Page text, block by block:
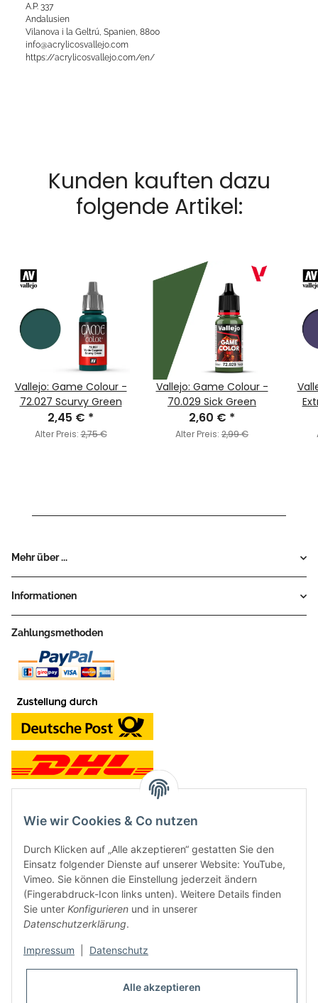
A.P. 337
Andalusien
Vilanova i la Geltrú, Spanien, 8800
info@acrylicosvallejo.com
https://acrylicosvallejo.com/en/
Kunden kauften dazu
folgende Artikel:
Vallejo: Game Colour -
72.027 Scurvy Green
2,45 € *
Alter Preis:2,75 €
Vallejo: Game Colour -
70.029 Sick Green
2,60 € *
Alter Preis: 2,99 €
Mehr über ...
Informationen
Zahlungsmethoden
Neben dem Onlineshop haben wir ein Ladengeschäft in Hütten:
Frontline Games
Färbereiweg 3A
24358 Hütten
Oder mit Terminvereinbarung
Wie wir Cookies & Co nutzen
Durch Klicken auf „Alle akzeptieren“ gestatten Sie den
Einsatz folgender Dienste auf unserer Website: YouTube,
Vimeo. Sie können die Einstellung jederzeit ändern
(Fingerabdruck-Icon links unten). Weitere Details finden
Sie unter Konfigurieren und in unserer
Datenschutzerklärung.
Impressum Datenschutz
Alle akzeptieren